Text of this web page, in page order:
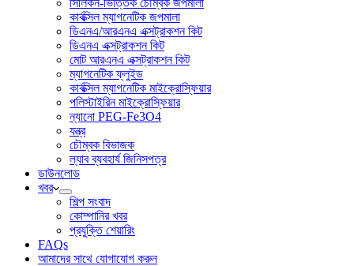
সিলিকন-ভিত্তিক চৌম্বক জপমালা
কার্বক্সিল ম্যাগনেটিক জপমালা
ডিএনএ/আরএনএ এক্সট্রাকশন কিট
ডিএনএ এক্সট্রাকশন কিট
মোট আরএনএ এক্সট্রাকশন কিট
ম্যাগনেটিক ফ্লুইড
কার্বক্সিল ম্যাগনেটিক মাইক্রোস্ফিয়ার
পলিস্টাইরিন মাইক্রোস্ফিয়ার
ন্যানো PEG-Fe3O4
যন্ত্র
চৌম্বক বিভাজক
ল্যাব ব্যবহার্য জিনিসপত্র
ডাউনলোড
খবর
শিল্প সংবাদ
কোম্পানির খবর
প্রযুক্তি শেয়ারিং
FAQs
আমাদের সাথে যোগাযোগ করুন